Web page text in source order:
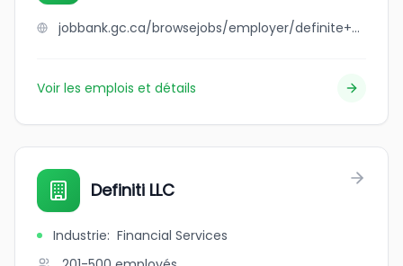
jobbank.gc.ca/browsejobs/employer/definite+projects+inc./ca
Voir les emplois et détails
Definiti LLC
Industrie: Financial Services